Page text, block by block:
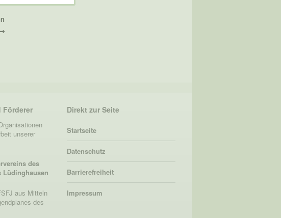
Förderer
unserer
aus Mitteln
des
Direkt zur Seite
Startseite
Datenschutz
Barrierefreiheit
Impressum